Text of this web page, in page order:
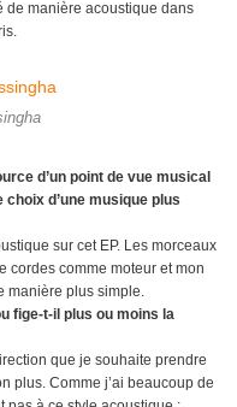
de manière acoustique dans
d’un point de vue musical
d’une musique plus
sur cet EP. Les morceaux
cordes comme moteur et mon
manière plus simple.
fige-t-il plus ou moins la
que je souhaite prendre
plus. Comme j’ai beaucoup de